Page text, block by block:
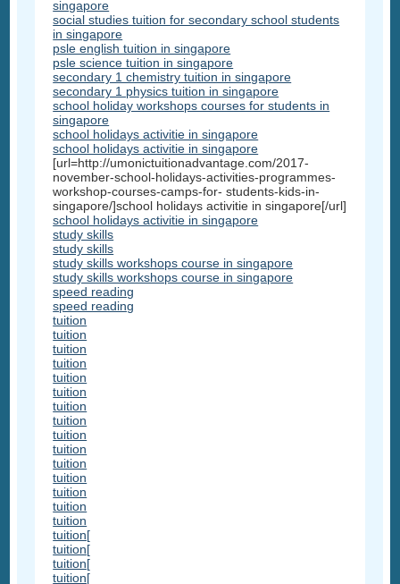
singapore
social studies tuition for secondary school students
in singapore
psle english tuition in singapore
psle science tuition in singapore
secondary 1 chemistry tuition in singapore
secondary 1 physics tuition in singapore
school holiday workshops courses for students in
singapore
school holidays activitie in singapore
school holidays activitie in singapore
[url=http://umonictuitionadvantage.com/2017-
november-school-holidays-activities-programmes-
workshop-courses-camps-for- students-kids-in-
singapore/]school holidays activitie in singapore[/url]
school holidays activitie in singapore
study skills
study skills
study skills workshops course in singapore
study skills workshops course in singapore
speed reading
speed reading
tuition
tuition
tuition
tuition
tuition
tuition
tuition
tuition
tuition
tuition
tuition
tuition
tuition
tuition
tuition
tuition[
tuition[
tuition[
tuition[